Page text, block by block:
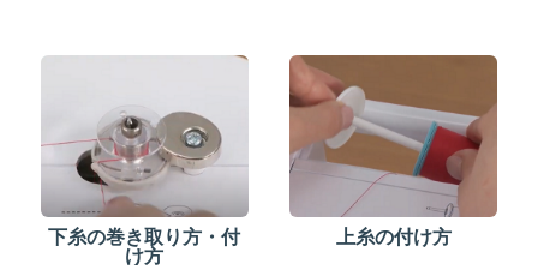
下糸の巻き取り方・付
け方
上糸の付け方